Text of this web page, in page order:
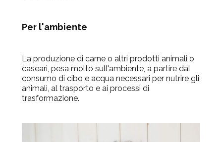
Per l'ambiente
La produzione di carne o altri prodotti animali o
caseari, pesa molto sull'ambiente, a partire dal
consumo di cibo e acqua necessari per nutrire gli
animali, al trasporto e ai processi di
trasformazione.